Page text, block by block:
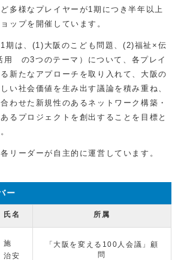
多様なプレイヤーが1期につき半年以上
ップを開催しています。
期は、(1)大阪のこども問題、(2)福祉×伝
用 の3つのテーマ）について、各プレイ
新たなアプローチを取り入れて、大阪の
い社会価値を生み出す議論を積み重ね、
わせた新規性のあるネットワーク構築・
るプロジェクトを創出することを目標と
リーダーが自主的に運営しています。
ー
氏名 所属
施
治安
「大阪を変える100人会議」顧
問